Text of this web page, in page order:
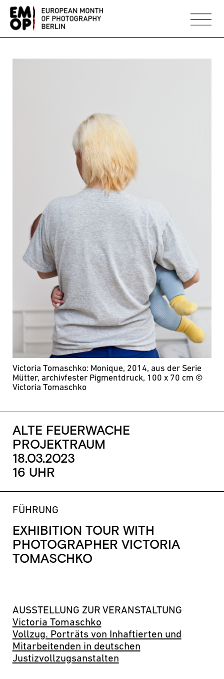
Victoria Tomaschko: Monique, 2014, aus der Serie
Mütter, archivfester Pigmentdruck, 100 x 70 cm ©
Victoria Tomaschko
ALTE FEUERWACHE
PROJEKTRAUM
18.03.2023
16 UHR
FÜHRUNG
EXHIBITION TOUR WITH
PHOTOGRAPHER VICTORIA
TOMASCHKO
AUSSTELLUNG ZUR VERANSTALTUNG
Victoria Tomaschko
Vollzug. Porträts von Inhaftierten und
Mitarbeitenden in deutschen
Justizvollzugsanstalten